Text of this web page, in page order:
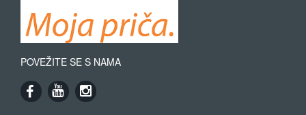
POVEŽITE SE S NAMA